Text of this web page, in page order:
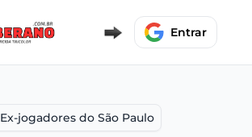
Entrar
Ex-jogadores do São Paulo